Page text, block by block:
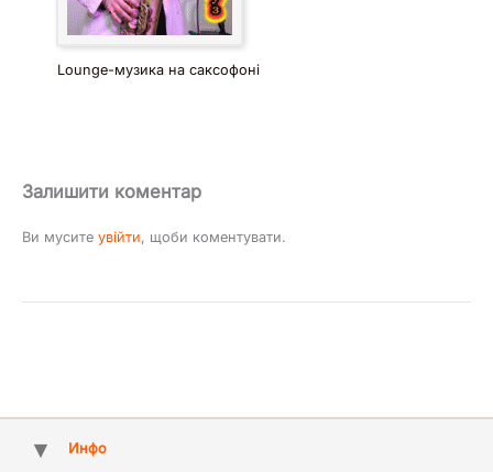
Lounge-музика на саксофоні
Залишити коментар
Ви мусите увійти, щоби коментувати.
Инфо